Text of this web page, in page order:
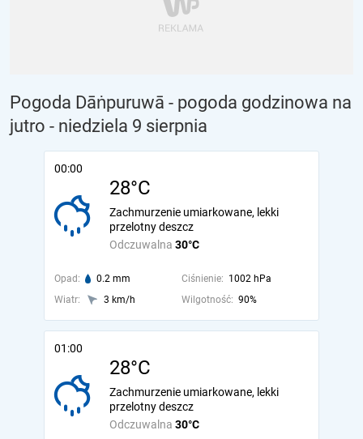
Pogoda Dāṅpuruwā - pogoda godzinowa na
jutro - niedziela 9 sierpnia
00:00
28°C
Odczuwalna 30°C
Zachmurzenie umiarkowane, lekki
przelotny deszcz
Opad: 0.2 mm Ciśnienie: 1002 hPa
Wiatr:
3 km/h Wilgotność: 90%
01:00
28°C
Odczuwalna 30°C
Zachmurzenie umiarkowane, lekki
przelotny deszcz